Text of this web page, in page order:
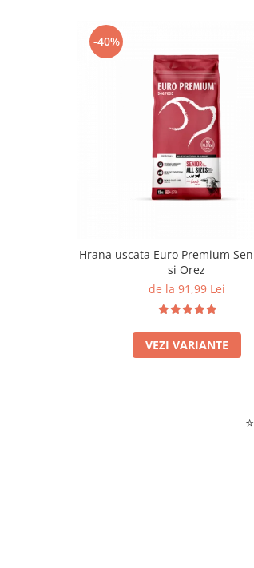
-40%
Hrana uscata Euro Premium
si Orez
de la 91,99 Lei
VEZI VARIANTE
R.